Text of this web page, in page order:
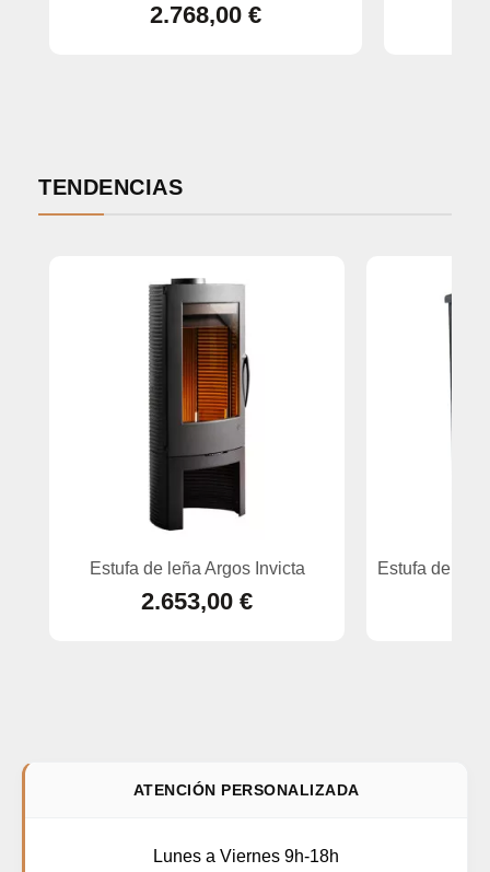
ATENCIÓN PERSONALIZADA
Lunes a Viernes 9h-18h
2.768,00 €
TENDENCIAS
Estufa de leña Argos Invicta
2.653,00 €
Estufa de